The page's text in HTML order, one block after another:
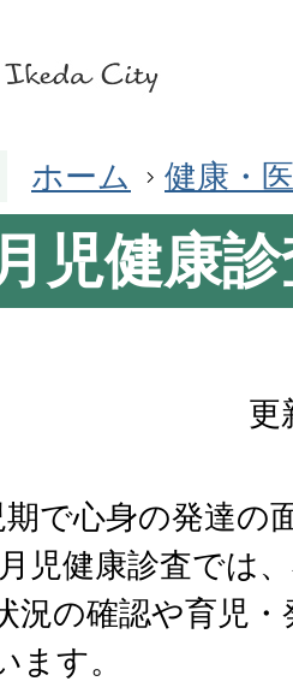
ホーム 健康・
児健康
更
で⼼⾝の発達の
児健康診査では
況の確認や育児
ます。